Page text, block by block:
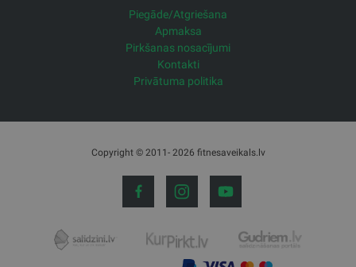
Piegāde/Atgriešana
Apmaksa
Pirkšanas nosacījumi
Kontakti
Privātuma politika
Copyright © 2011- 2026 fitnesaveikals.lv